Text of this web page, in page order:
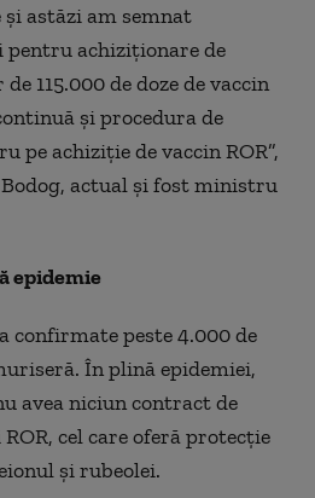
astăzi am semnat
achiziţionare de
115.000 de doze de vaccin
şi procedura de
pe achiziţie de vaccin ROR”,
actual și fost ministru
epidemie
confirmate peste 4.000 de
În plină epidemiei,
avea niciun contract de
cel care oferă protecţie
și rubeolei.